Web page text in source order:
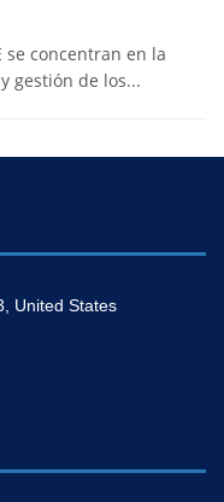
se concentran en la
gestión de los...
United States